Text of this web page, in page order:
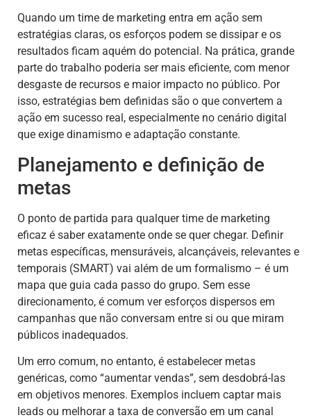
Quando um time de marketing entra em ação sem
estratégias claras, os esforços podem se dissipar e os
resultados ficam aquém do potencial. Na prática, grande
parte do trabalho poderia ser mais eficiente, com menor
desgaste de recursos e maior impacto no público. Por
isso, estratégias bem definidas são o que convertem a
ação em sucesso real, especialmente no cenário digital
que exige dinamismo e adaptação constante.
Planejamento e definição de
metas
O ponto de partida para qualquer time de marketing
eficaz é saber exatamente onde se quer chegar. Definir
metas específicas, mensuráveis, alcançáveis, relevantes e
temporais (SMART) vai além de um formalismo – é um
mapa que guia cada passo do grupo. Sem esse
direcionamento, é comum ver esforços dispersos em
campanhas que não conversam entre si ou que miram
públicos inadequados.
Um erro comum, no entanto, é estabelecer metas
genéricas, como “aumentar vendas”, sem desdobrá-las
em objetivos menores. Exemplos incluem captar mais
leads ou melhorar a taxa de conversão em um canal